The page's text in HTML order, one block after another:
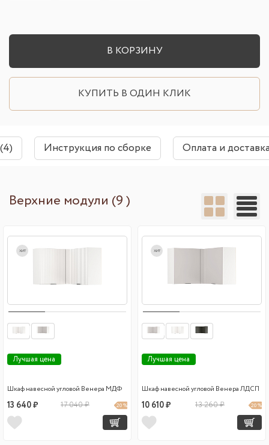
В КОРЗИНУ
КУПИТЬ В ОДИН КЛИК
Инструкция по сборке Оплата и
Верхние модули (9 )
хит
Лучшая цена
Шкаф навесной угловой Венера МДФ
13 640 ₽ 17 040 ₽ 20 %
хит
Лучшая цена
Шкаф навесной угловой Венера ЛДСП
10 610 ₽ 13 260 ₽ 20 %